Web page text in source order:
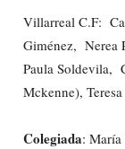
Villarreal C.F:
Giménez, Nerea
Paula Soldevila,
Mckenne),
Colegiada: